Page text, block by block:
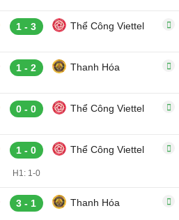
1 - 3 Thể Công Viettel
1 - 2 Thanh Hóa
0 - 0 Thể Công Viettel
1 - 0 Thể Công Viettel
H1: 1-0
3 - 1 Thanh Hóa